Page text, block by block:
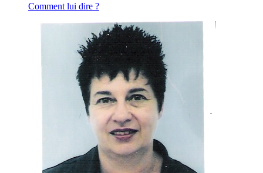
Comment lui dire ?